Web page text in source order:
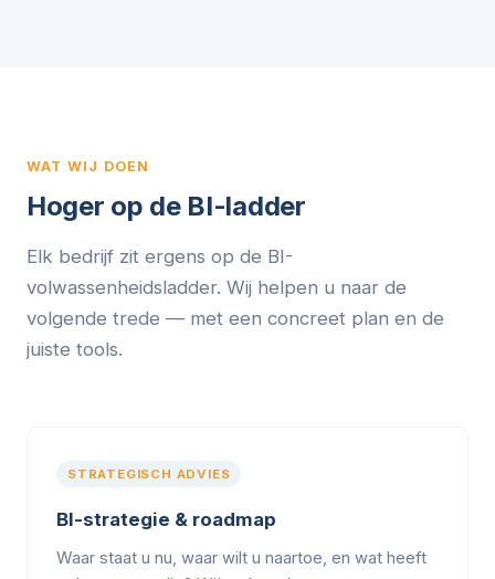
WAT WIJ DOEN
Hoger op de BI-ladder
Elk bedrijf zit ergens op de BI-
volwassenheidsladder. Wij helpen u naar de
volgende trede — met een concreet plan en de
juiste tools.
STRATEGISCH ADVIES
BI-strategie & roadmap
Waar staat u nu, waar wilt u naartoe, en wat heeft